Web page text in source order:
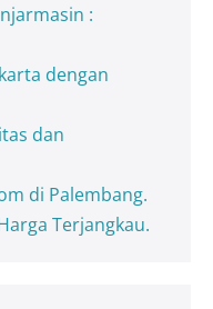
:
dengan
dan
di Palembang.
Terjangkau.